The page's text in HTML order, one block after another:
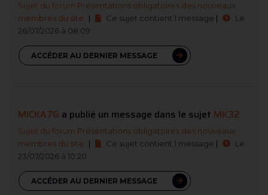
Sujet du forum Présentations obligatoires des nouveaux
membres du site
| Ce sujet contient 1 message |
Le
26/07/2026 à 08:09
ACCÉDER AU DERNIER MESSAGE
MICKA76 a publié un message dans le sujet MK32
Sujet du forum Présentations obligatoires des nouveaux
membres du site
| Ce sujet contient 1 message |
Le
23/07/2026 à 10:20
ACCÉDER AU DERNIER MESSAGE